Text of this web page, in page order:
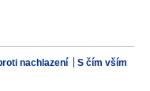
nachlazení
S čím vším